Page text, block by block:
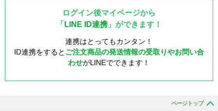
ログイン後マイページから
「 LINE ID連携」ができます！
連携はとってもカンタン！
ID連携をすると ご注文商品の発送情報の受取りやお問い合
わせがLINEでできます！
ページトップ